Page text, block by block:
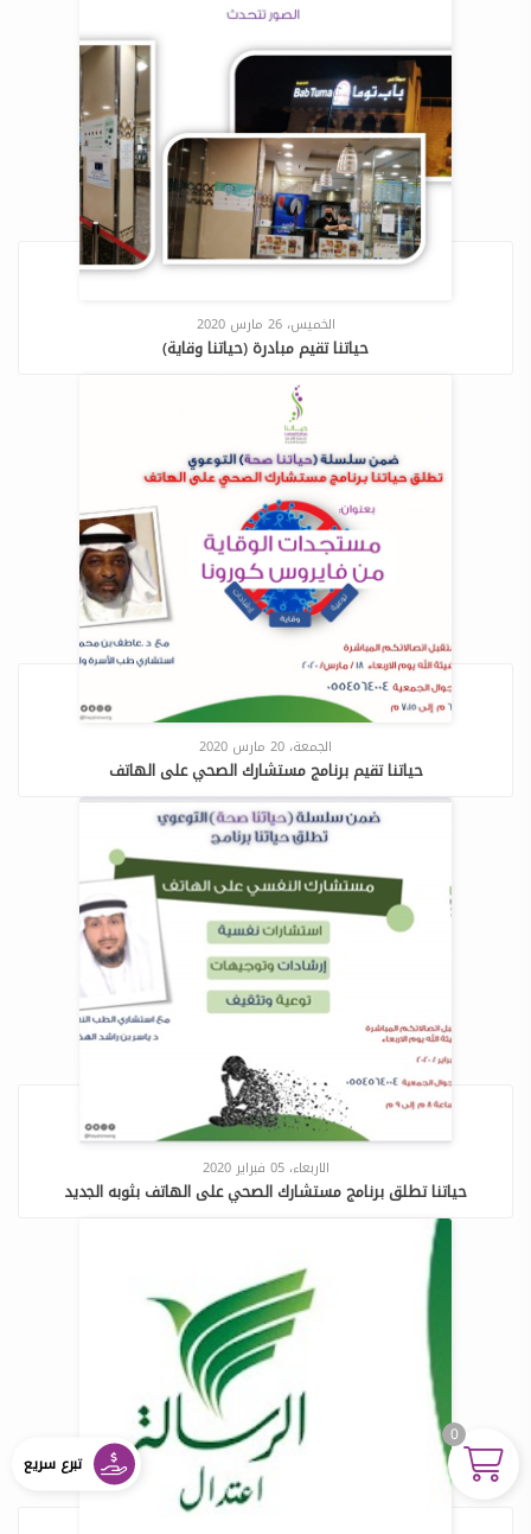
الخميس، 26 مارس 2020
حياتنا تقيم مبادرة (حياتنا وقاية)
الجمعة، 20 مارس 2020
حياتنا تقيم برنامج مستشارك الصحي على الهاتف
الاربعاء، 05 فبراير 2020
حياتنا تطلق برنامج مستشارك الصحي على الهاتف بثوبه الجديد
تبرع سريع
0